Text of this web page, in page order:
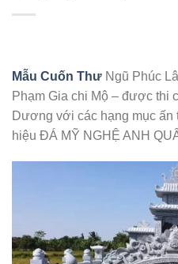
Mẫu Cuốn Thư Ngũ Phúc
Phạm Gia chi Mộ – được thi
Dương với các hạng mục
hiệu ĐÁ MỸ NGHỆ ANH